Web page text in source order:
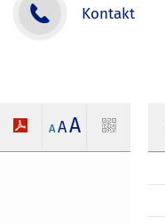
Kontakt
A AA